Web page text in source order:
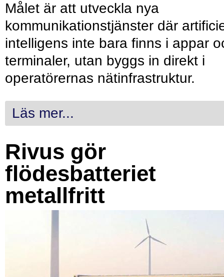
Målet är att utveckla nya
kommunikationstjänster där
intelligens inte bara finns i appar
terminaler, utan byggs in direkt i
operatörernas nätinfrastruktur.
Läs mer...
Rivus gör
flödesbatteriet
metallfritt